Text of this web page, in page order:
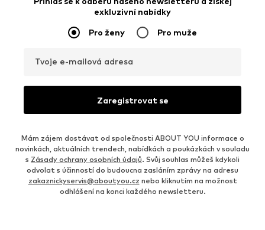
exkluzivní nabídky
Pro ženy Pro muže
Tvoje e-mailová adresa
Zaregistrovat se
Mám zájem dostávat od společnosti ABOUT YOU informace o
novinkách, aktuálních trendech, nabídkách a poukázkách v souladu
s Zásady ochrany osobních údajů. Svůj souhlas můžeš kdykoli
odvolat s účinností do budoucna zasláním zprávy na adresu
zakaznickyservis@aboutyou.cz nebo kliknutím na možnost
odhlášení na konci každého newsletteru.